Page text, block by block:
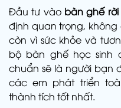
Đầu tư vào bàn ghế rời
định quan trọng, không
còn vì sức khỏe và
bộ bàn ghế học sinh
chuẩn sẽ là người bạn
các em phát triển
thành tích tốt nhất.